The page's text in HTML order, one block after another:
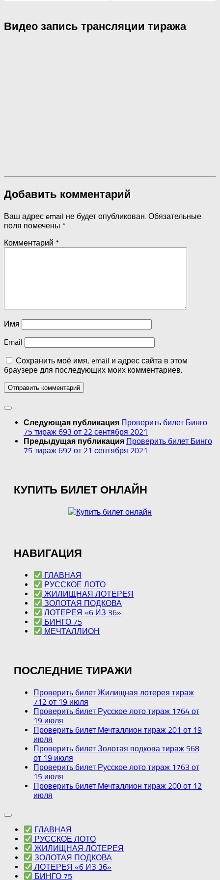
Видео запись трансляции тиража
Добавить комментарий
Ваш адрес email не будет опубликован. Обязательные
поля помечены *
Комментарий *
Имя
Email
Сохранить моё имя, email и адрес сайта в этом
браузере для последующих моих комментариев.
Следующая публикация Проверить билет Бинго
75 тираж 693 от 22 сентября 2021
Предыдущая публикация Проверить билет Бинго
75 тираж 692 от 21 сентября 2021
КУПИТЬ БИЛЕТ ОНЛАЙН
НАВИГАЦИЯ
ГЛАВНАЯ
РУССКОЕ ЛОТО
ЖИЛИЩНАЯ ЛОТЕРЕЯ
ЗОЛОТАЯ ПОДКОВА
ЛОТЕРЕЯ «6 ИЗ 36»
БИНГО 75
МЕЧТАЛЛИОН
ПОСЛЕДНИЕ ТИРАЖИ
Проверить билет Жилищная лотерея тираж
712 от 19 июля
Проверить билет Русское лото тираж 1764 от
19 июля
Проверить билет Мечталлион тираж 201 от 19
июля
Проверить билет Золотая подкова тираж 568
от 19 июля
Проверить билет Русское лото тираж 1763 от
15 июля
Проверить билет Мечталлион тираж 200 от 12
июля
ГЛАВНАЯ
РУССКОЕ ЛОТО
ЖИЛИЩНАЯ ЛОТЕРЕЯ
ЗОЛОТАЯ ПОДКОВА
ЛОТЕРЕЯ «6 ИЗ 36»
БИНГО 75